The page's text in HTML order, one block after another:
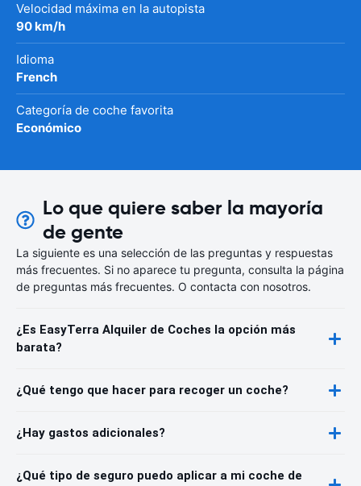
Velocidad máxima en la autopista
90 km/h
Idioma
French
Categoría de coche favorita
Económico
Lo que quiere saber la mayoría
de gente
La siguiente es una selección de las preguntas y respuestas
más frecuentes. Si no aparece tu pregunta, consulta la página
de preguntas más frecuentes. O contacta con nosotros.
¿Es EasyTerra Alquiler de Coches la opción más
barata?
¿Qué tengo que hacer para recoger un coche?
¿Hay gastos adicionales?
¿Qué tipo de seguro puedo aplicar a mi coche de